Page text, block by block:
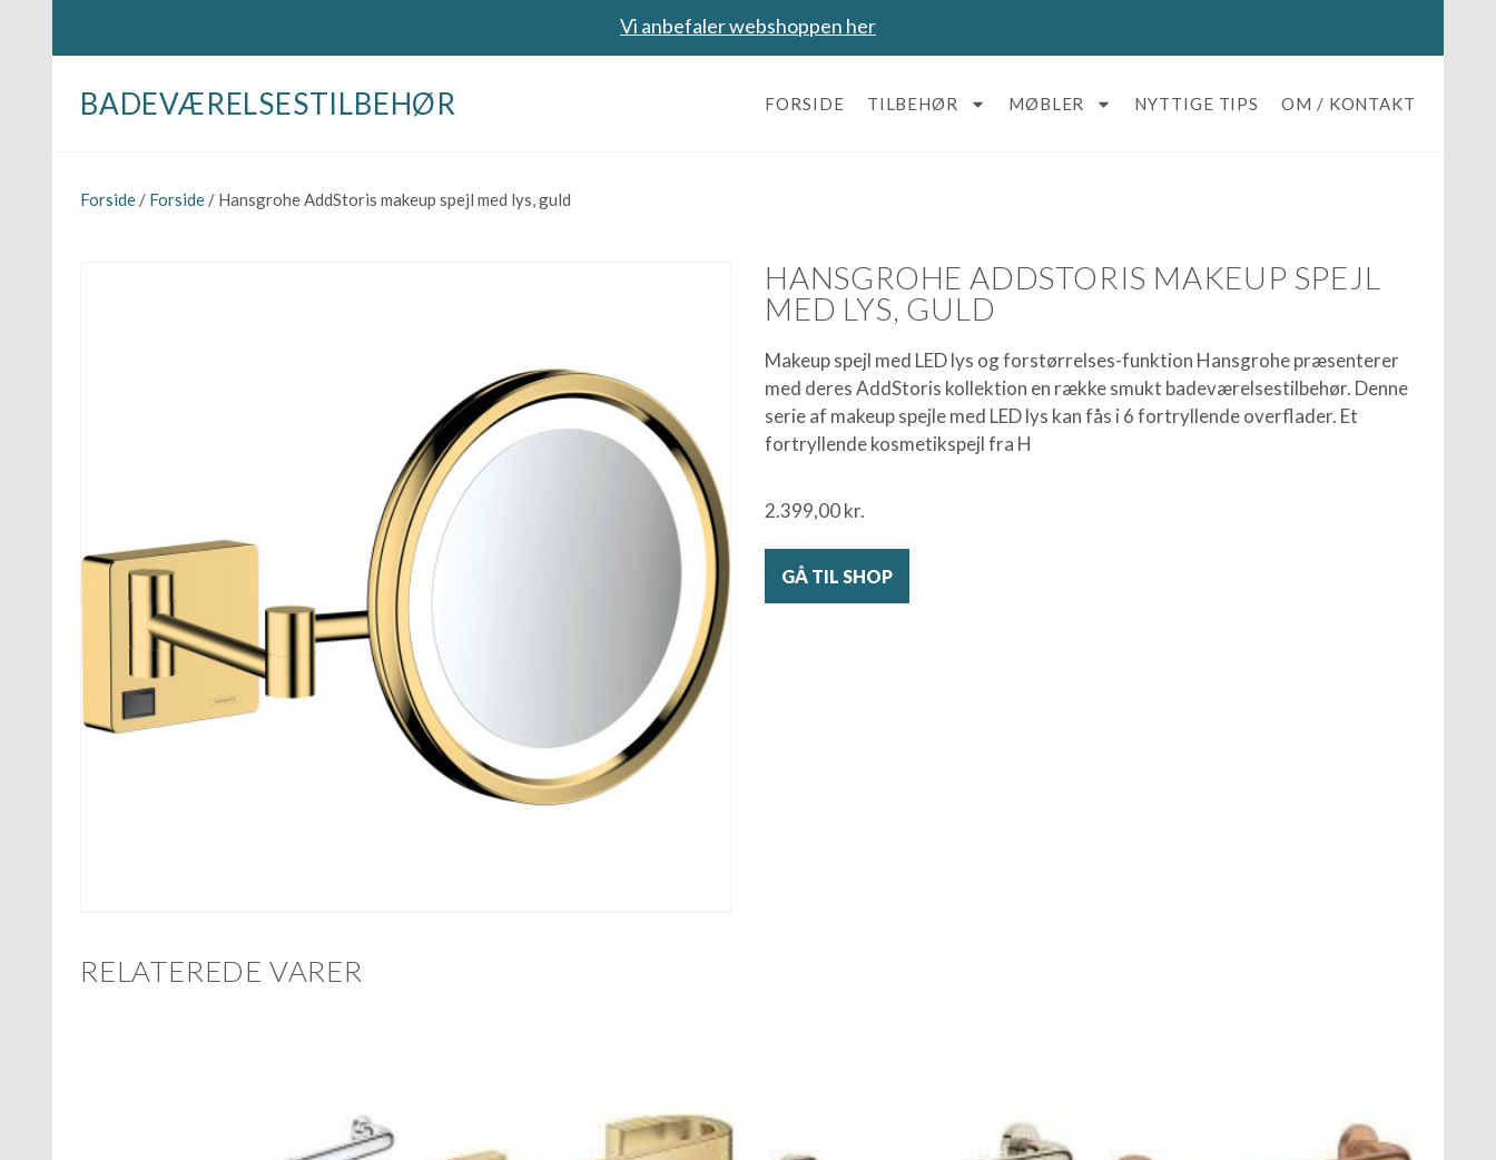
Vi anbefaler webshoppen her
BADEVÆRELSESTILBEHØR FORSIDE TILBEHØR MØBLER NYTTIGE TIPS OM / KONTAKT
Forside / Forside / Hansgrohe AddStoris makeup spejl med lys, guld
HANSGROHE ADDSTORIS MAKEUP SPEJL
MED LYS, GULD
Makeup spejl med LED lys og forstørrelses-funktion Hansgrohe præsenterer
med deres AddStoris kollektion en række smukt badeværelsestilbehør. Denne
serie af makeup spejle med LED lys kan fås i 6 fortryllende overflader. Et
fortryllende kosmetikspejl fra H
2.399,00kr.
GÅ TIL SHOP
RELATEREDE VARER